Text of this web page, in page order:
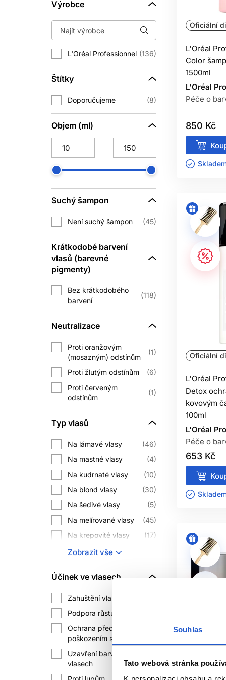
Souhlas
Tato webová stránka
barvené, odbarvované a
Vitamino Color a Vitamino Color
stav vlasového vlákna, proto je
Absolut Repair a Absolut Repair
posílit vzhled vlasů, zlepšit jejich
tím, že žádná kosmetika je nedokáže
Šampon má hlavně čisticí úlohu.
barvené, odbarvované, suché,
Kondicionéry, masky a leave-in
vlasům lépe snášet každodenní
vystaveny
Na barvené vlasy se hodí péče,
vyšší pórovitost a
Na poškozené vlasy je vhodná
bezoplachovou péči. Cílem
Na kudrnaté a vlnité vlasy se hodí
vhodná pro
Na dlouhé vlasy se slabšími
často
Na pokožku hlavy je vhodné vybírat
suché délky vlasů. Při
JAK ZAŘADIT
Nejjednodušší rutina začíná
míry poškození a suchosti. Jemným
Bezoplachová péče má smysl
krémy a séra používejte spíše v
kosmetiky platí, že více produktu
JE L’ORÉAL
Ano, produkty L’Oréal
Výrobce
L'Oréal Professionnel 136
Štítky
Doporučujeme 8
Objem (ml)
Suchý šampon
Není suchý šampon 45
Krátkodobé barvení
vlasů (barevné
pigmenty)
Bez krátkodobého
barvení
118
Neutralizace
Proti oranžovým
(mosazným) odstínům
1
Proti žlutým odstínům
6
Proti červeným
odstínům
1
Typ vlasů
Na lámavé vlasy
46
Na mastné vlasy
4
Na kudrnaté vlasy
10
Na blond vlasy
30
Na šedivé vlasy
5
Na melírované vlasy
45
Na krepovité vlasy
17
Na jemné vlasy
Na křehké vlasy
29
Na barvené vlasy
45
Na suché vlasy
Na poškozené vlasy
Na všechny typy
vlasů
Zobrazit vše
Účinek ve vlasech
Zahuštění vlasů
Podpora růstu vlasů
Ochrana před
poškozením sluncem
Uzavření barvy ve
vlasech
15
Oficiální
L'Oréal
Color
1500ml
L'Oréal
Péče o
850 Kč
Skladem
Oficiální
L'Oréal
Detox
kovovým
100ml
L'Oréal
Péče o
653 Kč
Skladem